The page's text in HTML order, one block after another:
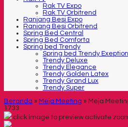
Rak TV Expo
Rak TV Orbitrend
Ranjang Besi Expo
Ranjang Besi Orbitrend
Spring Bed Central
Spring Bed Comforta
Spring bed Trendy
Spring bed Trendy
Trendy Deluxe
Trendy Elegance
Trendy Golden Latex
Trendy Grand Lux
Trendy Super
Beranda » Meja Meeting » Meja
1733
click image to preview activate